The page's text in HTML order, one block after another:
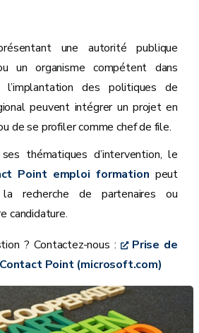
une autorité publique
un organisme compétent dans
des politiques de
peuvent intégrer un projet en
de se profiler comme chef de file.
thématiques d’intervention, le
Point emploi formation peut
recherche de partenaires ou
candidature.
? Contactez-nous :
Prise de
Point (microsoft.com)